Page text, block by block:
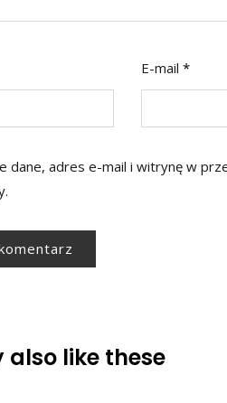
E-mail *
dane, adres e-mail i witrynę w
also like these